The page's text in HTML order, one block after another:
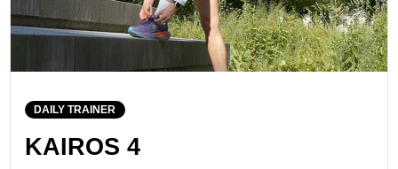
DAILY TRAINER
KAIROS 4